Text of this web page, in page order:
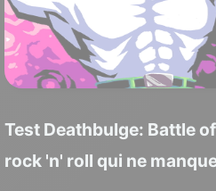
Test Deathbulge: Battle
rock 'n' roll qui ne